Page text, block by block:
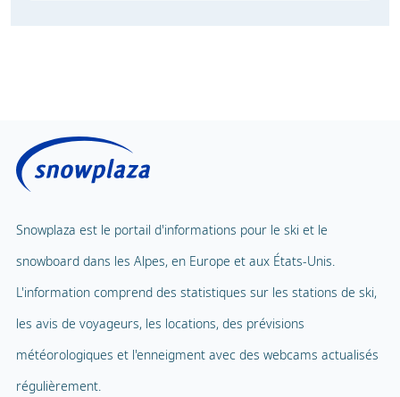
Snowplaza est le portail d'informations pour le ski et le
snowboard dans les Alpes, en Europe et aux États-Unis.
L'information comprend des statistiques sur les stations de ski,
les avis de voyageurs, les locations, des prévisions
météorologiques et l'enneigment avec des webcams actualisés
régulièrement.